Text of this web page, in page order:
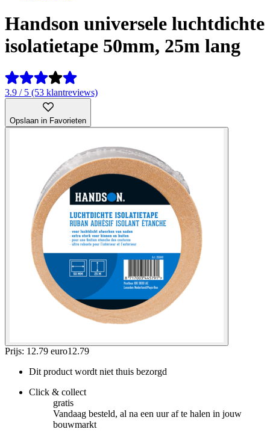
Handson universele luchtdichte
isolatietape 50mm, 25m lang
3.9 / 5 (53 klantreviews)
Opslaan in Favorieten
Prijs: 12.79 euro12.79
Dit product wordt niet thuis bezorgd
Click & collect
gratis
Vandaag besteld, al na een uur af te halen in jouw
bouwmarkt